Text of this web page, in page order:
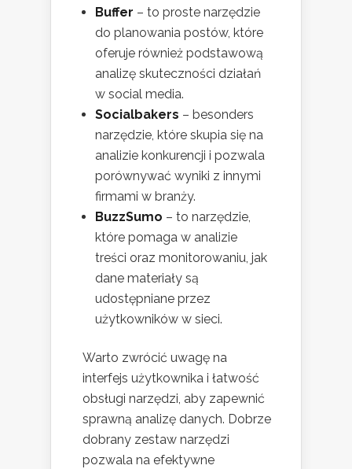
Buffer – to proste narzędzie
do planowania postów, które
oferuje również podstawową
analizę skuteczności działań
w social media.
Socialbakers – besonders
narzędzie, które skupia się na
analizie konkurencji i pozwala
porównywać wyniki z innymi
firmami w branży.
BuzzSumo – to narzędzie,
które pomaga w analizie
treści oraz monitorowaniu, jak
dane materiały są
udostępniane przez
użytkowników w sieci.
Warto zwrócić uwagę na
interfejs użytkownika i łatwość
obsługi narzędzi, aby zapewnić
sprawną analizę danych. Dobrze
dobrany zestaw narzędzi
pozwala na efektywne